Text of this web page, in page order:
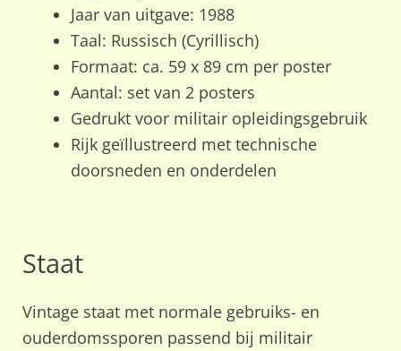
Jaar van uitgave: 1988
Taal: Russisch (Cyrillisch)
Formaat: ca. 59 x 89 cm per poster
Aantal: set van 2 posters
Gedrukt voor militair opleidingsgebruik
Rijk geïllustreerd met technische
doorsneden en onderdelen
Staat
Vintage staat met normale gebruiks- en
ouderdomssporen passend bij militair